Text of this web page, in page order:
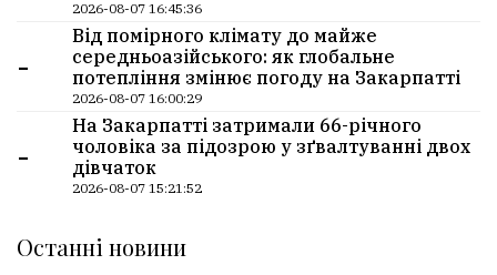
2026-08-07 16:45:36
-
Від помірного клімату до майже
середньоазійського: як глобальне
потепління змінює погоду на Закарпатті
2026-08-07 16:00:29
-
На Закарпатті затримали 66-річного
чоловіка за підозрою у зґвалтуванні двох
дівчаток
2026-08-07 15:21:52
Останні новини